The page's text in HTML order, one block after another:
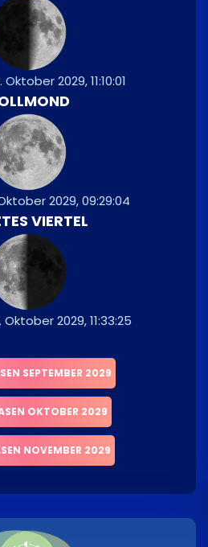
2029, 11:10:01
2029, 09:29:04
VIERTEL
2029, 11:33:25
SEPTEMBER 2029
OKTOBER 2029
NOVEMBER 2029